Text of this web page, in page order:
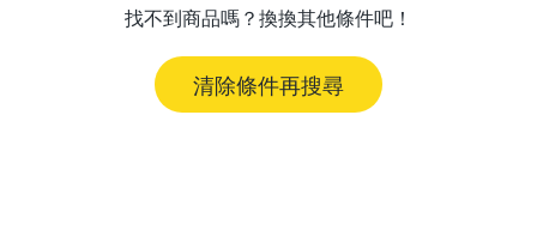
找不到商品嗎？換換其他條件吧！
清除條件再搜尋